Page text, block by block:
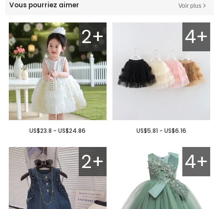
Vous pourriez aimer Voir plus
2+
US$23.8 - US$24.86
4+
US$5.81 - US$6.16
2+ 4+